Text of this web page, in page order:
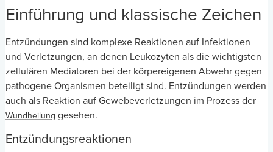
Einführung und klassische Zeichen
Entzündungen sind komplexe Reaktionen auf Infektionen
und Verletzungen, an denen Leukozyten als die wichtigsten
zellulären Mediatoren bei der körpereigenen Abwehr gegen
pathogene Organismen beteiligt sind. Entzündungen werden
auch als Reaktion auf Gewebeverletzungen im Prozess der
Wundheilung gesehen.
Entzündungsreaktionen